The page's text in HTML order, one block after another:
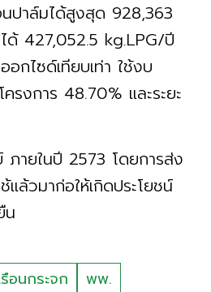
นปาล์มได้สูงสุด 928,363
ด้ 427,052.5 kg.LPG/ปี
กไซด์เทียบเท่า ใช้งบ
งการ 48.70% และระยะ
ภายในปี 2573 โดยการส่ง
ล้วมาก่อให้เกิดประโยชน์
น
อนกระจก
พพ.